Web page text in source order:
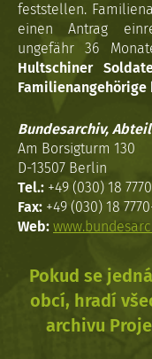
feststellen.
einen Antrag
ungefähr 36
Hultschiner
Bundesarchiv,
Am Borsigturm 130
D-13507 Berlin
Tel.: +49 (030) 18
Fax: +49 (030) 18
Web:
Pokud se
obcí, hradí
archivu